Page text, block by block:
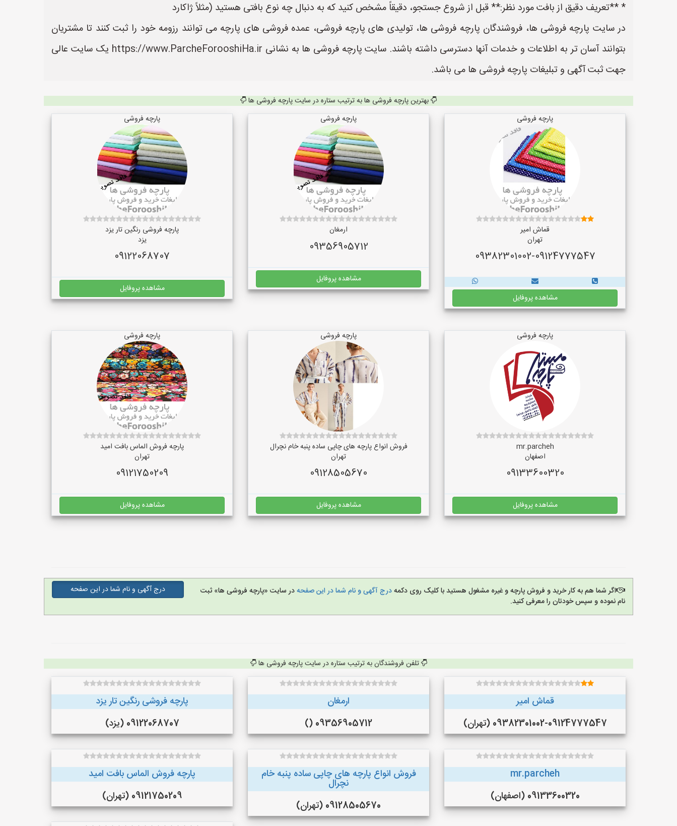
* **تعریف دقیق از بافت مورد نظر:** قبل از شروع جستجو، دقیقاً مشخص کنید که به دنبال چه نوع بافتی هستید (مثلاً ژاکارد
در سایت پارچه فروشی ها، فروشندگان پارچه فروشی ها، تولیدی های پارچه فروشی، عمده فروشی های پارچه می توانند رزومه خود را ثبت کنند تا مشتریان
بتوانند آسان تر به اطلاعات و خدمات آنها دسترسی داشته باشند. سایت پارچه فروشی ها به نشانی https://www.ParcheForooshiHa.ir یک سایت عالی
جهت ثبت آگهی و تبلیغات پارچه فروشی ها می باشد.
بهترین پارچه فروشی ها به ترتیب ستاره در سایت پارچه فروشی ها
پارچه فروشی
قماش امیر
تهران
09382301002-09124777547
مشاهده پروفایل
پارچه فروشی
ارمغان
09356905712
مشاهده پروفایل
پارچه فروشی
پارچه فروشی رنگین تار یزد
یزد
09122068707
مشاهده پروفایل
پارچه فروشی
mr.parcheh
اصفهان
09133600320
مشاهده پروفایل
پارچه فروشی
فروش انواع پارچه های چاپی ساده پنبه خام نچرال
تهران
09128505670
مشاهده پروفایل
پارچه فروشی
پارچه فروش الماس بافت امید
تهران
09121750209
مشاهده پروفایل
اگر شما هم به کار خرید و فروش پارچه و غیره مشغول هستید با کلیک روی دکمهدرج آگهی و نام شما در این صفحهدر سایت «پارچه فروشی ها» ثبت
نام نموده و سپس خودتان را معرفی کنید.
درج آگهی و نام شما در این صفحه
تلفن فروشندگان به ترتیب ستاره در سایت پارچه فروشی ها
قماش امیر
09382301002-09124777547 (تهران)
ارمغان
09356905712 ()
پارچه فروشی رنگین تار یزد
09122068707 (یزد)
mr.parcheh
09133600320 (اصفهان)
فروش انواع پارچه های چاپی ساده پنبه خام
نچرال
09128505670 (تهران)
پارچه فروش الماس بافت امید
09121750209 (تهران)